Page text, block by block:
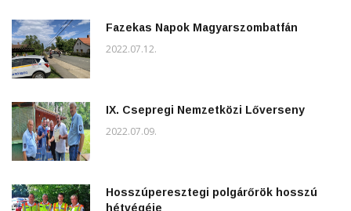
Fazekas Napok Magyarszombatfán
2022.07.12.
IX. Csepregi Nemzetközi Lőverseny
2022.07.09.
Hosszúperesztegi polgárőrök hosszú
hétvégéje